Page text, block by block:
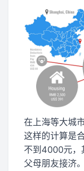
在上海等大城
这样的计算是
不到4000元，
父母朋友接济